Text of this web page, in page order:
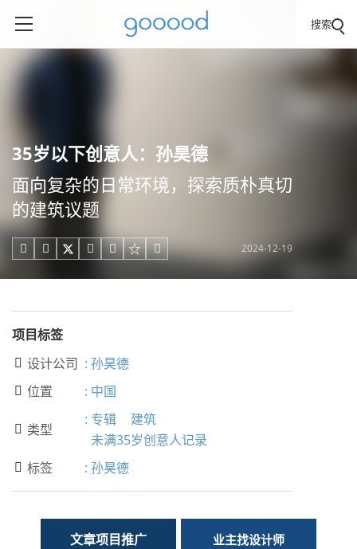
搜索
35岁以下创意人：孙昊德
面向复杂的日常环境，探索质朴真切
的建筑议题
     2024-12-19
项目标签
 设计公司 : 孙昊德
 位置 : 中国
 类型
: 专辑
建筑
未满35岁创意人记录
 标签 : 孙昊德
文章项目推广 业主找设计师